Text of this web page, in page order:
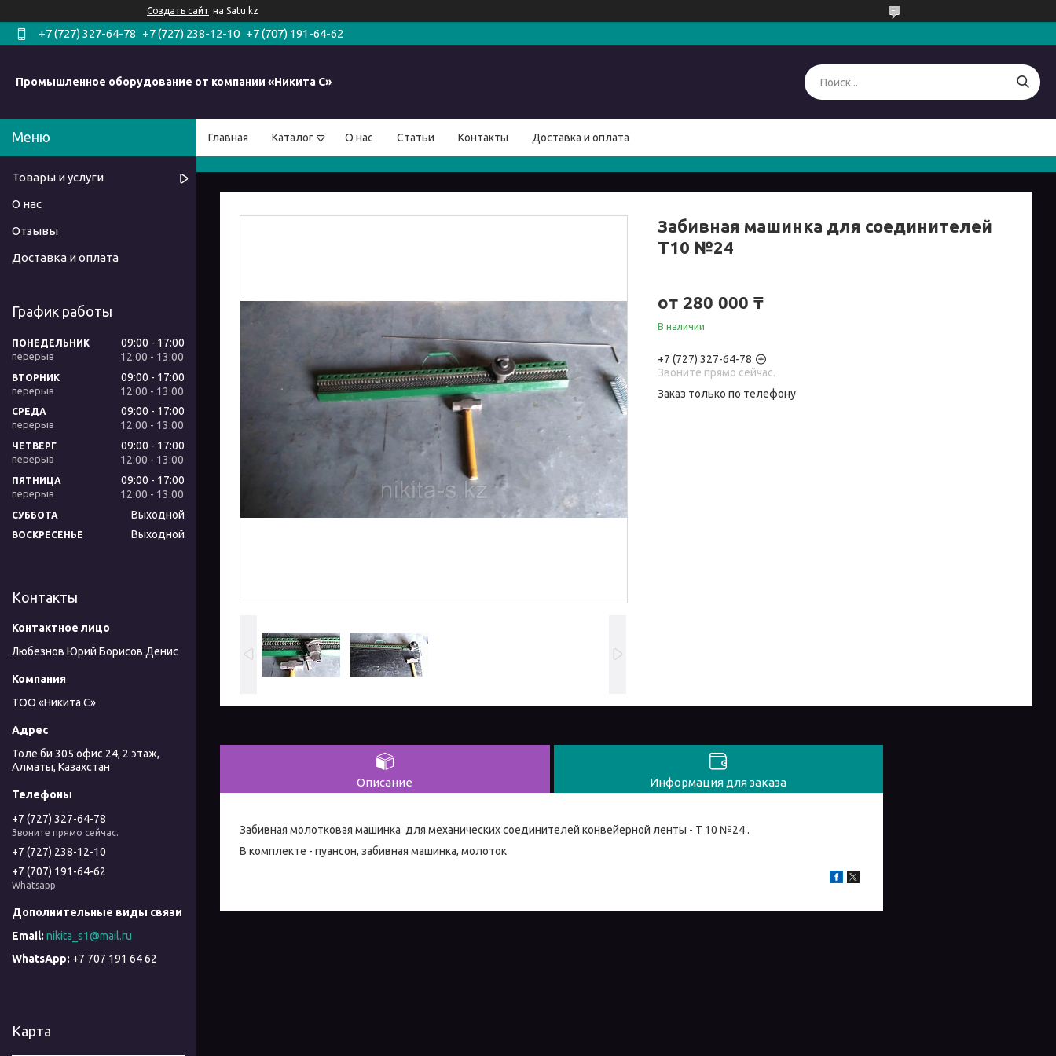
Создать сайт на Satu.kz
+7 (727) 327-64-78 +7 (727) 238-12-10 +7 (707) 191-64-62
Промышленное оборудование от компании «Никита С»
Главная Каталог О нас Статьи Контакты Доставка и оплата
Забивная машинка для соединителей
T10 №24
от 280 000 ₸
В наличии
+7 (727) 327-64-78
Звоните прямо сейчас.
Заказ только по телефону
Описание Информация для заказа
Забивная молотковая машинка для механических соединителей конвейерной ленты - Т 10 №24 .
В комплекте - пуансон, забивная машинка, молоток
Товары и услуги
О нас
Отзывы
Доставка и оплата
График работы
ПОНЕДЕЛЬНИК 09:00
17:00
12:00
13:00
ВТОРНИК 09:00
17:00
12:00
13:00
СРЕДА 09:00
17:00
12:00
13:00
ЧЕТВЕРГ 09:00
17:00
12:00
13:00
ПЯТНИЦА 09:00
17:00
12:00
13:00
СУББОТА Выходной
ВОСКРЕСЕНЬЕ Выходной
Контакты
Любезнов Юрий Борисов Денис
ТОО «Никита С»
Толе би 305 офис 24, 2 этаж,
Алматы, Казахстан
+7 (727) 327-64-78
Звоните прямо сейчас.
+7 (727) 238-12-10
+7 (707) 191-64-62
Whatsapp
nikita_s1@mail.ru
+7 707 191 64 62
Карта